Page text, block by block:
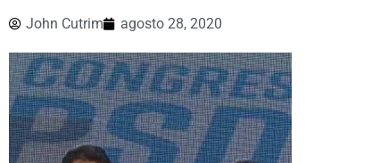
John Cutrim agosto 28, 2020